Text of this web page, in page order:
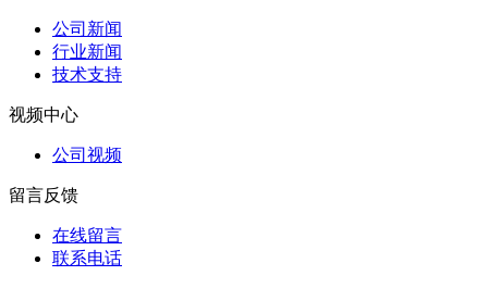
公司新闻
行业新闻
技术支持
视频中心
公司视频
留言反馈
在线留言
联系电话